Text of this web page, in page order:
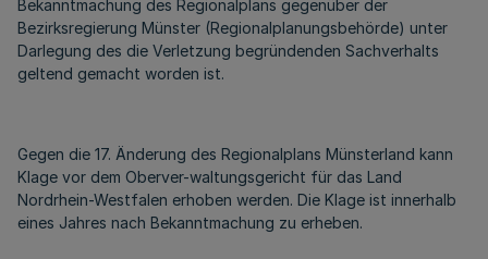
Bekanntmachung des Regionalplans gegenüber der
Bezirksregierung Münster (Regionalplanungsbehörde) unter
Darlegung des die Verletzung begründenden Sachverhalts
geltend gemacht worden ist.
Gegen die 17. Änderung des Regionalplans Münsterland kann
Klage vor dem Oberver-waltungsgericht für das Land
Nordrhein-Westfalen erhoben werden. Die Klage ist innerhalb
eines Jahres nach Bekanntmachung zu erheben.